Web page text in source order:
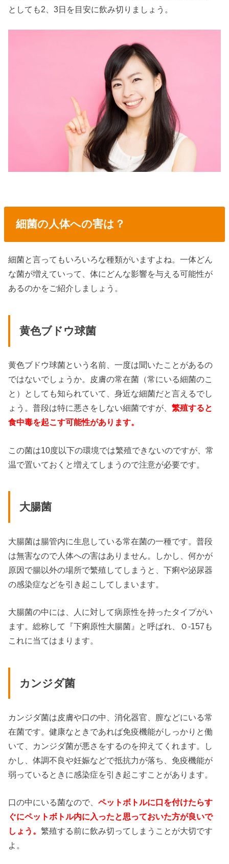
としても2、3日を目安に飲み切りましょう。
細菌の人体への害は？
細菌と言ってもいろいろな種類がいますよね。一体どん
な菌が増えていって、体にどんな影響を与える可能性が
あるのかをご紹介しましょう。
黄色ブドウ球菌
黄色ブドウ球菌という名前、一度は聞いたことがあるの
ではないでしょうか。皮膚の常在菌（常にいる細菌のこ
と）としても知られていて、身近な細菌だと言えるでし
ょう。普段は特に悪さをしない細菌ですが、繁殖すると
食中毒を起こす可能性があります。
この菌は10度以下の環境では繁殖できないのですが、常
温で置いておくと増えてしまうので注意が必要です。
大腸菌
大腸菌は腸管内に生息している常在菌の一種です。普段
は無害なので人体への害はありません。しかし、何かが
原因で腸以外の場所で繁殖してしまうと、下痢や泌尿器
の感染症などを引き起こしてしまいます。
大腸菌の中には、人に対して病原性を持ったタイプがい
ます。総称して『下痢原性大腸菌』と呼ばれ、Ｏ-157も
これに当てはまります。
カンジダ菌
カンジダ菌は皮膚や口の中、消化器官、膣などにいる常
在菌です。健康なときであれば免疫機能がしっかりと働
いて、カンジダ菌が悪さをするのを抑えてくれます。し
かし、体調不良や妊娠などで抵抗力が落ち、免疫機能が
弱っているときに感染症を引き起こすことがあります。
口の中にいる菌なので、ペットボトルに口を付けたらす
ぐにペットボトル内に入ったと思っておいた方が良いで
しょう。繁殖する前に飲み切ってしまうことが大切です
よ。